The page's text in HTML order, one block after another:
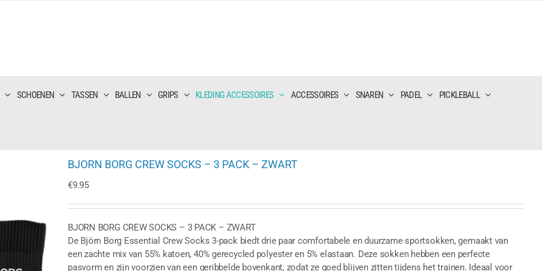
SCHOENEN TASSEN BALLEN GRIPS KLEDING ACCESSOIRES ACCESSOIRES SNAREN PADEL PICKLEBALL
BJORN BORG CREW SOCKS – 3 PACK – ZWART
€9.95
BJORN BORG CREW SOCKS – 3 PACK – ZWART
De Björn Borg Essential Crew Socks 3-pack biedt drie paar comfortabele en duurzame sportsokken, gemaakt van
een zachte mix van 55% katoen, 40% gerecycled polyester en 5% elastaan. Deze sokken hebben een perfecte
pasvorm en zijn voorzien van een geribbelde bovenkant, zodat ze goed blijven zitten tijdens het trainen. Ideaal voor